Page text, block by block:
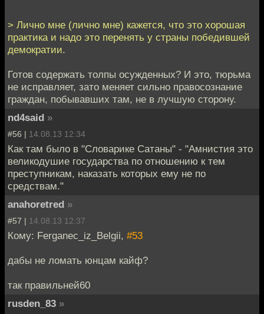
> Лично мне (лично мне) кажется, что это хорошая
практика и надо это перенять у страны победившей
демократии.
Готов содержать толпы осужденных? И это, тюрьма
не исправляет, зато меняет сильно правосознание
граждан, побывавших там, не в лучшую сторону.
nd4said »
#56 | 14.08.13 12:34
Как там было в "Словарике Сатаны" - "Амнистия это
великодушие государства по отношению к тем
преступникам, наказать которых ему не по
средствам."
anahoretred »
#57 | 14.08.13 12:37
Кому: Ferganec_iz_Belgii, #53
дабы не ломать юнцам кайф?
так правильней60
rusden_83 »